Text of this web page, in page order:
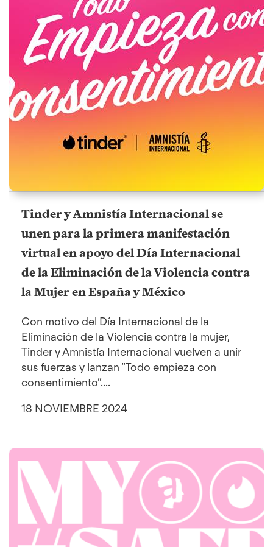
Tinder y Amnistía Internacional se
unen para la primera manifestación
virtual en apoyo del Día Internacional
de la Eliminación de la Violencia contra
la Mujer en España y México
Con motivo del Día Internacional de la
Eliminación de la Violencia contra la mujer,
Tinder y Amnistía Internacional vuelven a unir
sus fuerzas y lanzan “Todo empieza con
consentimiento”....
18 NOVIEMBRE 2024